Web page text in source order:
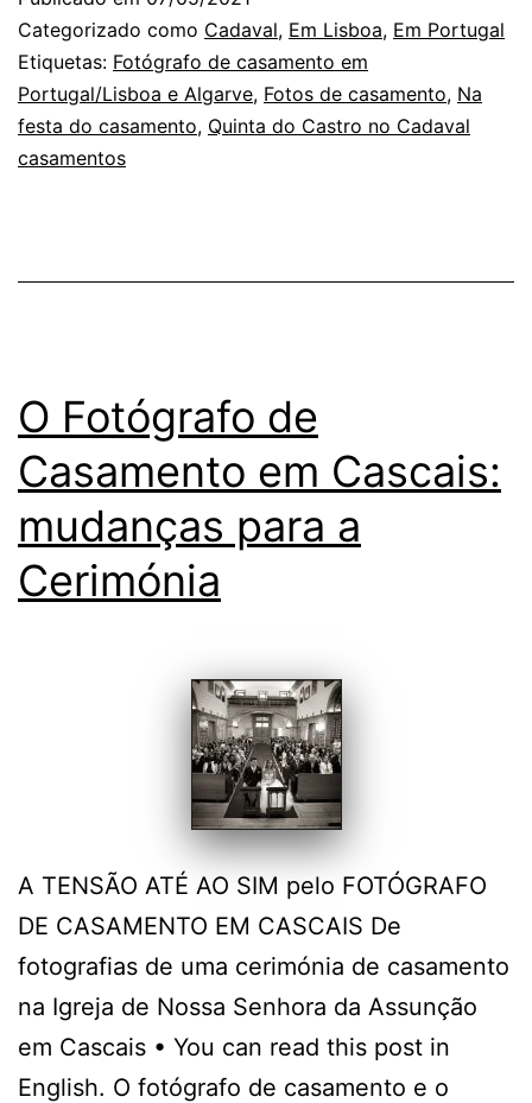
Castro:
sequência
para
o
Categorizado como Cadaval, Em Lisboa, Em Portugal
Etiquetas: Fotógrafo de casamento em
Portugal/Lisboa e Algarve, Fotos de casamento, Na
festa do casamento, Quinta do Castro no Cadaval
casamentos
O Fotógrafo de
Casamento em Cascais:
mudanças para a
Cerimónia
A TENSÃO ATÉ AO SIM pelo FOTÓGRAFO
DE CASAMENTO EM CASCAIS De
fotografias de uma cerimónia de casamento
na Igreja de Nossa Senhora da Assunção
em Cascais • You can read this post in
English. O fotógrafo de casamento e o